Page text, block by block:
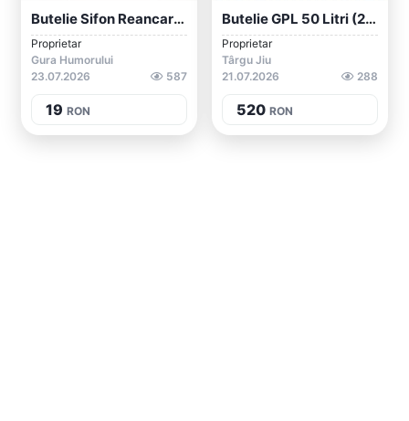
Butelie Sifon Reancarcabila
Proprietar
Gura Humorului
23.07.2026
587
19 RON
Butelie GPL 50 Litri (21 Kg) Pentru Cent...
Proprietar
Târgu Jiu
21.07.2026
288
520 RON